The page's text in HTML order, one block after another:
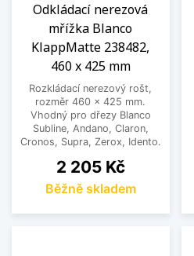
Odkládací nerezová
mřížka Blanco
KlappMatte 238482,
460 x 425 mm
Rozkládací nerezový rošt,
rozměr 460 x 425 mm.
Vhodný pro dřezy Blanco
Subline, Andano, Claron,
Cronos, Supra, Zerox, Idento.
Cena
2 205 Kč
Běžně skladem